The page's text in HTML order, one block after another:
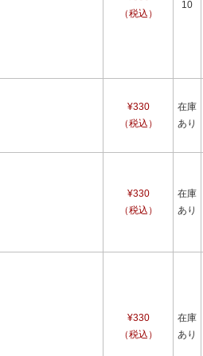
（税込）
10
¥330
（税込）
在庫
あり
¥330
（税込）
在庫
あり
¥330
（税込）
在庫
あり